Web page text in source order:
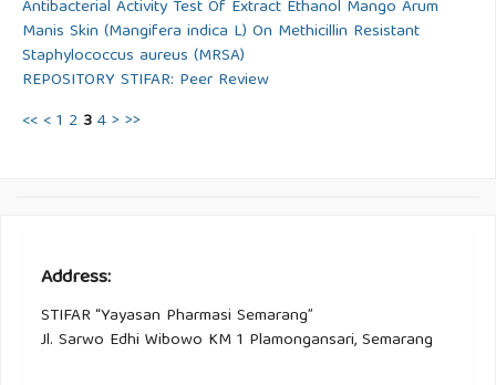
Antibacterial Activity Test Of Extract Ethanol Mango Arum
Manis Skin (Mangifera indica L) On Methicillin Resistant
Staphylococcus aureus (MRSA)
REPOSITORY STIFAR: Peer Review
<< <1 2 34> >>
Address:
STIFAR “Yayasan Pharmasi Semarang”
Jl. Sarwo Edhi Wibowo KM 1 Plamongansari, Semarang